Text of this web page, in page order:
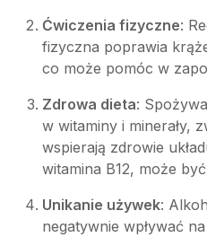
Ćwiczenia fizyczne:
fizyczna poprawia
co może pomóc w
Zdrowa dieta:
w witaminy i minerały,
wspierają zdrowie
witamina B12, może
Unikanie używek:
negatywnie wpływać